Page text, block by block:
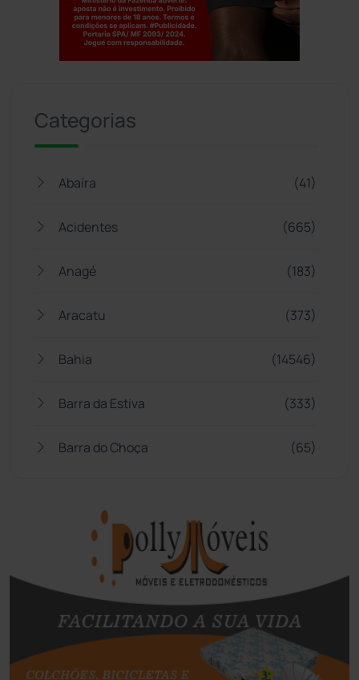
Categorias
Abaíra (41)
Acidentes (665)
Anagé (183)
Aracatu (373)
Bahia (14546)
Barra da Estiva (333)
Barra do Choça (65)
Bom Jesus da Lapa
Boquira
Botuporã (72)
Brasil (7680)